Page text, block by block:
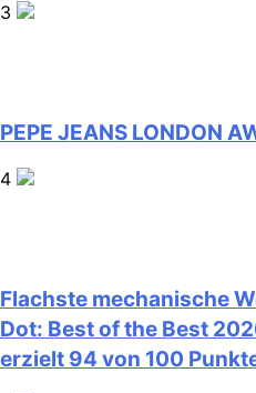
3
PEPE JEANS LONDON
4
Flachste mechanische
Dot: Best of the Best
erzielt 94 von 100